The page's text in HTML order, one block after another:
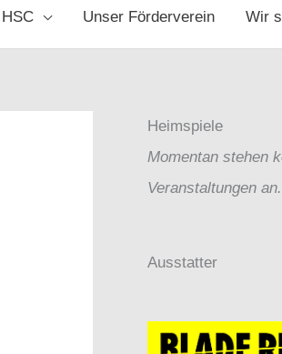
Unser Förderverein Wir
Heimspiele
Momentan stehen
Veranstaltungen an.
Ausstatter